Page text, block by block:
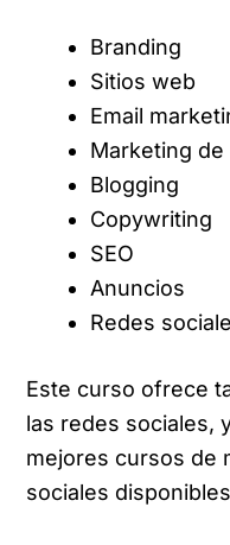
Branding
Sitios web
Email
Marketing
Blogging
Copywriting
SEO
Anuncios
Redes
Este curso ofrece
las redes sociales,
mejores cursos de
sociales